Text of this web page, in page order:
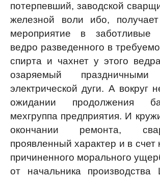
потерпевший, заводской
железной воли ибо,
мероприятие в заботливые
ведро разведенного в
спирта и чахнет у этого
озаряемый праздничными
электрической дуги. А вокруг
ожидании продолжения
мехгруппа предприятия. И
окончании ремонта,
проявленный характер и в счет
причиненного морального
от начальника